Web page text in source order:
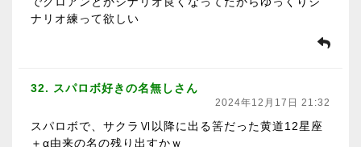
ナリオ練って欲しい
32. スパロボ好きの名無しさん
2024年12月17日 21:32
スパロボで、サクラⅥ以降に出る筈だった黄道12星座
＋α由来の名の残り出すかｗ